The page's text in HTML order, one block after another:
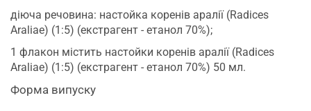
діюча речовина: настойка коренів аралії (Radices
Araliae) (1:5) (екстрагент - етанол 70%);
1 флакон містить настойки коренів аралії (Radices
Araliae) (1:5) (екстрагент - етанол 70%) 50 мл.
Форма випуску